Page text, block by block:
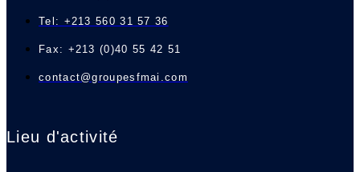
Tel: +213 560 31 57 36
Fax: +213 (0)40 55 42 51
contact@groupesfmai.com
Lieu d'activité